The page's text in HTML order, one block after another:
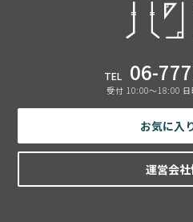
TEL 06-
受付 10:00〜18:00
お気に入
運営会